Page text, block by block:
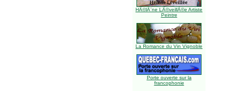
HÃ©lÃ¨ne LÃ©veillÃ©e Artiste
Peintre
La Romance du Vin Vignoble
Porte ouverte sur la
francophonie